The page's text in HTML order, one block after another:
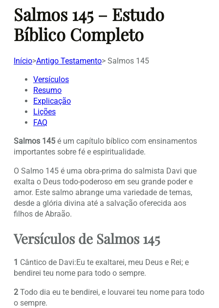
Salmos 145 – Estudo
Bíblico Completo
Início>Antigo Testamento> Salmos 145
Versículos
Resumo
Explicação
Lições
FAQ
Salmos 145 é um capítulo bíblico com ensinamentos
importantes sobre fé e espiritualidade.
O Salmo 145 é uma obra-prima do salmista Davi que
exalta o Deus todo-poderoso em seu grande poder e
amor. Este salmo abrange uma variedade de temas,
desde a glória divina até a salvação oferecida aos
filhos de Abraão.
Versículos de Salmos 145
1 Cântico de Davi:Eu te exaltarei, meu Deus e Rei; e
bendirei teu nome para todo o sempre.
2 Todo dia eu te bendirei, e louvarei teu nome para todo
o sempre.